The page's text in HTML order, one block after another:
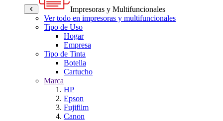
Impresoras y Multifuncionales
Ver todo en impresoras y multifuncionales
Tipo de Uso
Hogar
Empresa
Tipo de Tinta
Botella
Cartucho
Marca
HP
Epson
Fujifilm
Canon